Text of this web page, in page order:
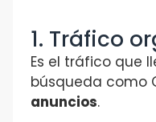
1. Tráfico
Es el tráfico que
búsqueda como
anuncios.